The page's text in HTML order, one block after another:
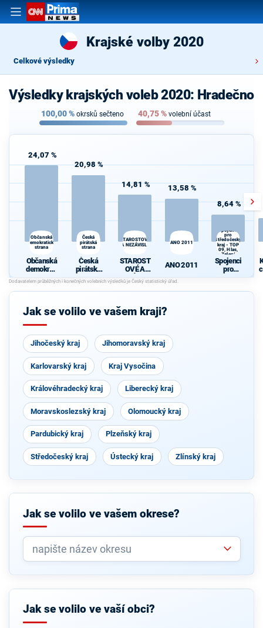
Krajské volby 2020
Celkové výsledky
Výsledky krajských voleb 2020: Hradečno
100,00% okrsků sečteno 40,75% volební účast
24,07 %
Občanská
demokratická
strana
Občanská
demokrati
cká strana
20,98 %
Česká
pirátská
strana
Česká
pirátská
strana
14,81 %
STAROSTOVÉ
A NEZÁVISLÍ
STAROST
OVÉ A
NEZÁVISL
Í
13,58 %
ANO 2011
ANO 2011
8,64 %
Spojenci
pro
Středočeský
kraj - TOP
09, Hlas,
Zelení
Spojenci
pro
Středočes
TOP 09,
Jak se volilo ve vašem kraji?
Jihočeský kraj Jihomoravský kraj
Karlovarský kraj Kraj Vysočina
Královéhradecký kraj Liberecký kraj
Moravskoslezský kraj Olomoucký kraj
Pardubický kraj Plzeňský kraj
Středočeský kraj Ústecký kraj Zlínský kraj
Jak se volilo ve vašem okrese?
Jak se volilo ve vaší obci?